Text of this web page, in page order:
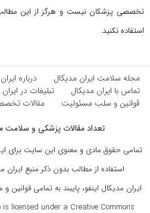
تخصصی پزشکان نیست و هرگز از این
استفاده نکنید.
مجله سلامت ایران مدیکال
درباره
تماس با ایران مدیکال
تبلیغات در
قوانین و سلب مسئولیت
مقالات
تعداد مقالات پزشکی و سلامت
تمامی حقوق مادی و معنوی این سایت برای
استفاده از مطالب بدون ذکر منبع ایران
ایران مدیکال اینفو، پایبند به تمامی
licensed under a Creative Commons